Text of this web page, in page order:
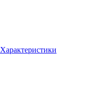
Характеристики